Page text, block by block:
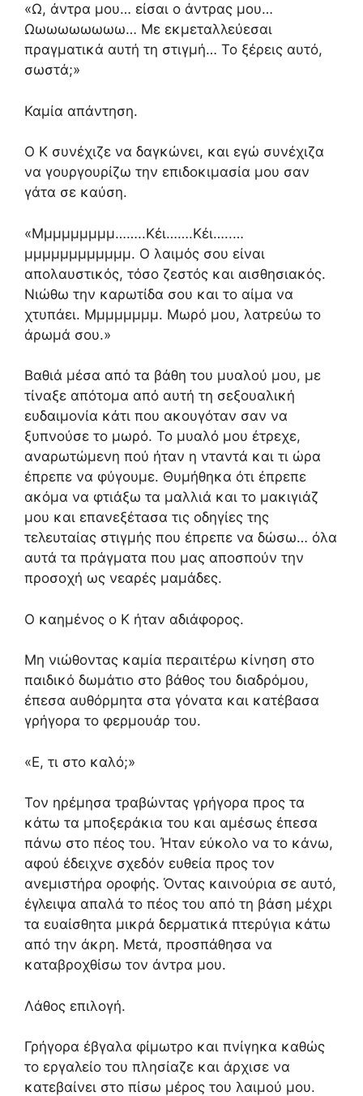
«Ω, άντρα μου… είσαι ο άντρας μου…
Ωωωωωωωωω… Με εκμεταλλεύεσαι
πραγματικά αυτή τη στιγμή… Το ξέρεις αυτό,
σωστά;»
Καμία απάντηση.
Ο Κ συνέχιζε να δαγκώνει, και εγώ συνέχιζα
να γουργουρίζω την επιδοκιμασία μου σαν
γάτα σε καύση.
«Μμμμμμμμμ……..Κέι…….Κέι…..…
μμμμμμμμμμμμ. Ο λαιμός σου είναι
απολαυστικός, τόσο ζεστός και αισθησιακός.
Νιώθω την καρωτίδα σου και το αίμα να
χτυπάει. Μμμμμμμμ. Μωρό μου, λατρεύω το
άρωμά σου.»
Βαθιά μέσα από τα βάθη του μυαλού μου, με
τίναξε απότομα από αυτή τη σεξουαλική
ευδαιμονία κάτι που ακουγόταν σαν να
ξυπνούσε το μωρό. Το μυαλό μου έτρεχε,
αναρωτώμενη πού ήταν η νταντά και τι ώρα
έπρεπε να φύγουμε. Θυμήθηκα ότι έπρεπε
ακόμα να φτιάξω τα μαλλιά και το μακιγιάζ
μου και επανεξέτασα τις οδηγίες της
τελευταίας στιγμής που έπρεπε να δώσω… όλα
αυτά τα πράγματα που μας αποσπούν την
προσοχή ως νεαρές μαμάδες.
Ο καημένος ο Κ ήταν αδιάφορος.
Μη νιώθοντας καμία περαιτέρω κίνηση στο
παιδικό δωμάτιο στο βάθος του διαδρόμου,
έπεσα αυθόρμητα στα γόνατα και κατέβασα
γρήγορα το φερμουάρ του.
«Ε, τι στο καλό;»
Τον ηρέμησα τραβώντας γρήγορα προς τα
κάτω τα μποξεράκια του και αμέσως έπεσα
πάνω στο πέος του. Ήταν εύκολο να το κάνω,
αφού έδειχνε σχεδόν ευθεία προς τον
ανεμιστήρα οροφής. Όντας καινούρια σε αυτό,
έγλειψα απαλά το πέος του από τη βάση μέχρι
τα ευαίσθητα μικρά δερματικά πτερύγια κάτω
από την άκρη. Μετά, προσπάθησα να
καταβροχθίσω τον άντρα μου.
Λάθος επιλογή.
Γρήγορα έβγαλα φίμωτρο και πνίγηκα καθώς
το εργαλείο του πλησίαζε και άρχισε να
κατεβαίνει στο πίσω μέρος του λαιμού μου.